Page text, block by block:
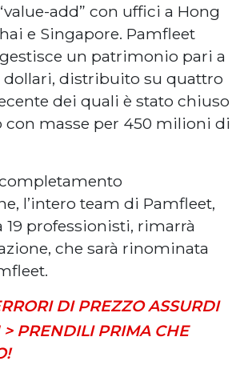
add” con uffici a Hong
e Singapore. Pamfleet
un patrimonio pari a
dollari, distribuito su quattro
dei quali è stato chiuso
con masse per 450 milioni di
l’intero team di Pamfleet,
professionisti, rimarrà
che sarà rinominata
DI PREZZO ASSURDI
PRENDILI PRIMA CHE